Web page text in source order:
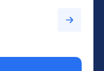
методу